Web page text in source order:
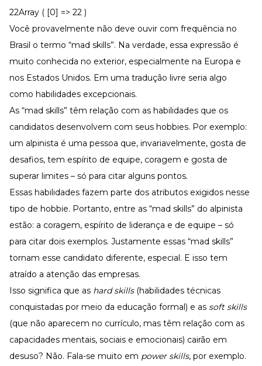
Gestão de Pessoas e Liderança
Capacitação com especialistas
Recursos Humanos
Fortaleça a cultura organizacional
Treinamento de Produto
Materiais Gratuitos
Materiais Gratuitos
Todos os Materiais Gratuitos
Confira nossos materiais
Aprofunde seu conhecimento
Ferramentas e Templates
Infográfico
Conteúdo prático e rápido
Kits
Materiais centralizados
Lives
Newsletters
22Array ( [0] => 22 )
Você provavelmente não deve ouvir com frequência no
Brasil o termo “mad skills”. Na verdade, essa expressão é
muito conhecida no exterior, especialmente na Europa e
nos Estados Unidos. Em uma tradução livre seria algo
como habilidades excepcionais.
As “mad skills” têm relação com as habilidades que os
candidatos desenvolvem com seus hobbies. Por exemplo:
um alpinista é uma pessoa que, invariavelmente, gosta de
desafios, tem espírito de equipe, coragem e gosta de
superar limites – só para citar alguns pontos.
Essas habilidades fazem parte dos atributos exigidos nesse
tipo de hobbie. Portanto, entre as “mad skills” do alpinista
estão: a coragem, espírito de liderança e de equipe – só
para citar dois exemplos. Justamente essas “mad skills”
tornam esse candidato diferente, especial. E isso tem
atraído a atenção das empresas.
Isso significa que as hard skills(habilidades técnicas
conquistadas por meio da educação formal) e as soft skills
(que não aparecem no currículo, mas têm relação com as
capacidades mentais, sociais e emocionais) cairão em
desuso? Não. Fala-se muito em power skills, por exemplo.